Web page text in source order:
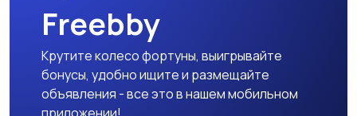
Freebby
Крутите колесо фортуны, выигрывайте
бонусы, удобно ищите и размещайте
объявления - все это в нашем мобильном